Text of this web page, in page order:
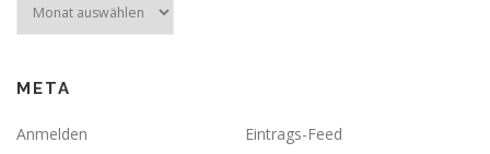
META
Anmelden
Eintrags-Feed